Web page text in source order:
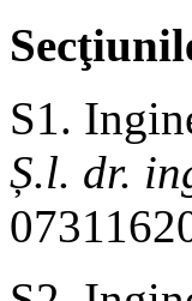
S1.
Ș.l. dr.